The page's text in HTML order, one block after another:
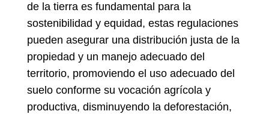
de la tierra es fundamental para la
sostenibilidad y equidad, estas regulaciones
pueden asegurar una distribución justa de la
propiedad y un manejo adecuado del
territorio, promoviendo el uso adecuado del
suelo conforme su vocación agrícola y
productiva, disminuyendo la deforestación,